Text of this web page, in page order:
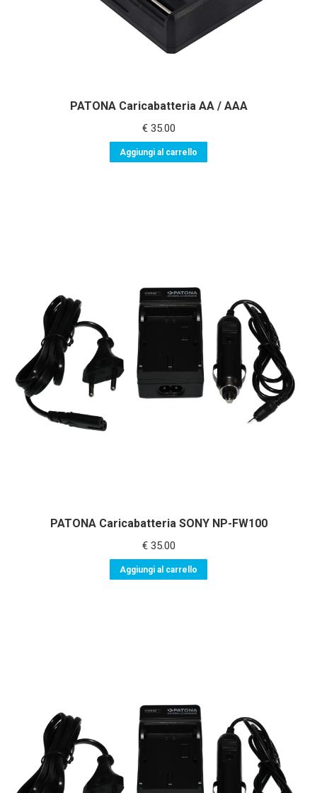
PATONA Caricabatteria AA / AAA
€35.00
Aggiungi al carrello
PATONA Caricabatteria SONY NP-FW100
€35.00
Aggiungi al carrello